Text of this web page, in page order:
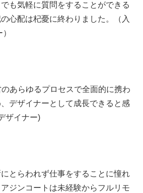
も気軽に質問をすることができる
心配は杞憂に終わりました。（入
のあらゆるプロセスで全面的に携わ
デザイナーとして成長できると感
ザイナー)
にとらわれず仕事をすることに憧れ
ジンコートは未経験からフルリモ